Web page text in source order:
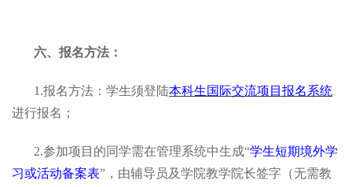
六、报名方法：
1.报名方法：学生须登陆本科生国际交流项目报名系统
进行报名；
2.参加项目的同学需在管理系统中生成“学生短期境外学
习或活动备案表”，由辅导员及学院教学院长签字（无需教